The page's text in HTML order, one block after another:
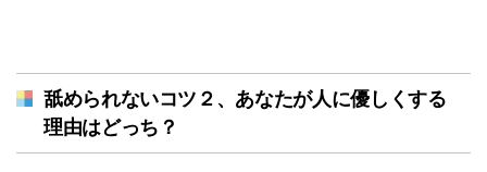
舐められないコツ２、あなたが人に優しくする
理由はどっち？